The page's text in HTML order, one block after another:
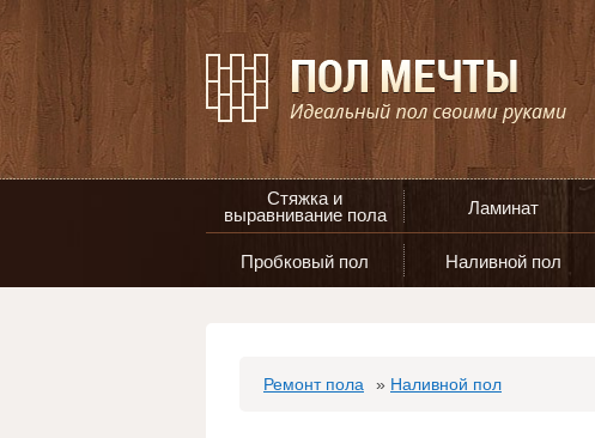
Стяжка и
выравнивание пола
Ламинат
Пробковый пол Наливной пол
Ремонт пола » Наливной пол